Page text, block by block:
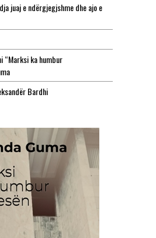
juaj e ndërgjegjshme dhe ajo e
“Marksi ka humbur
Bardhi